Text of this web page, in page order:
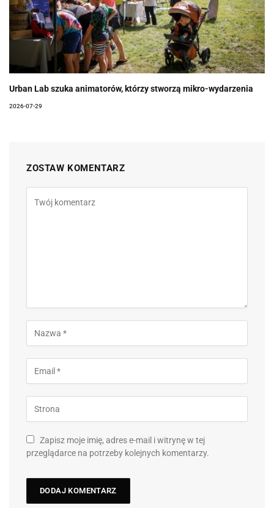
Urban Lab szuka animatorów, którzy stworzą mikro-wydarzenia
2026-07-29
ZOSTAW KOMENTARZ
Zapisz moje imię, adres e-mail i witrynę w tej
przeglądarce na potrzeby kolejnych komentarzy.